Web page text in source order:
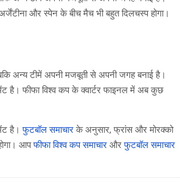
और स्पेन के बीच मैच भी बहुत दिलचस्प होगा।
अन्य टीमें अपनी मजबूती से अपनी जगह बनाई है।
है। फीफा विश्व कप के क्वार्टर फाइनल में अब कुछ
है।फुटबॉल समाचारके अनुसार, फ्रांस और मोरक्को
आपफीफा विश्व कप समाचार औरफुटबॉल समाचार